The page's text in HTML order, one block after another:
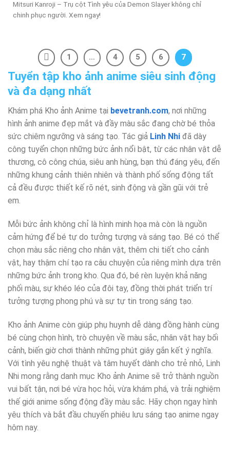
Mitsuri Kanroji – Trụ cột Tình yêu của Demon Slayer không chỉ
chinh phục người. Xem ngay!
1 … 4 5 6 7
Tuyển tập kho ảnh anime siêu sinh động
và đa dạng nhất
Khám phá Kho ảnh Anime tại bevetranh.com, nơi những
hình ảnh anime đẹp mắt và đầy màu sắc đang chờ bé thỏa
sức chiêm ngưỡng và sáng tạo. Tác giả Linh Nhi đã dày
công tuyển chọn những bức ảnh nổi bật, từ các nhân vật dễ
thương, cô công chúa, siêu anh hùng, bạn thú đáng yêu, đến
những khung cảnh thiên nhiên và thành phố sống động tất
cả đều được thiết kế rõ nét, sinh động và gần gũi với trẻ
em.
Mỗi bức ảnh không chỉ là hình minh họa mà còn là nguồn
cảm hứng để bé tự do tưởng tượng và sáng tạo. Bé có thể
chọn màu sắc riêng cho nhân vật, thêm chi tiết cho cảnh
vật, hay thậm chí tạo ra câu chuyện của riêng mình dựa trên
những bức ảnh trong kho. Qua đó, bé rèn luyện khả năng
phối màu, sự khéo léo của đôi tay, đồng thời phát triển trí
tưởng tượng phong phú và sự tự tin trong sáng tạo.
Kho ảnh Anime còn giúp phụ huynh dễ dàng đồng hành cùng
bé cùng chọn hình, trò chuyện về màu sắc, nhân vật hay bối
cảnh, biến giờ chơi thành những phút giây gắn kết ý nghĩa.
Với tình yêu nghệ thuật và tâm huyết dành cho trẻ nhỏ, Linh
Nhi mong rằng danh mục Kho ảnh Anime sẽ trở thành nguồn
vui bất tận, nơi bé vừa học hỏi, vừa khám phá, và trải nghiệm
thế giới anime sống động đầy màu sắc. Hãy chọn ngay hình
yêu thích và bắt đầu chuyến phiêu lưu sáng tạo anime ngay
hôm nay.